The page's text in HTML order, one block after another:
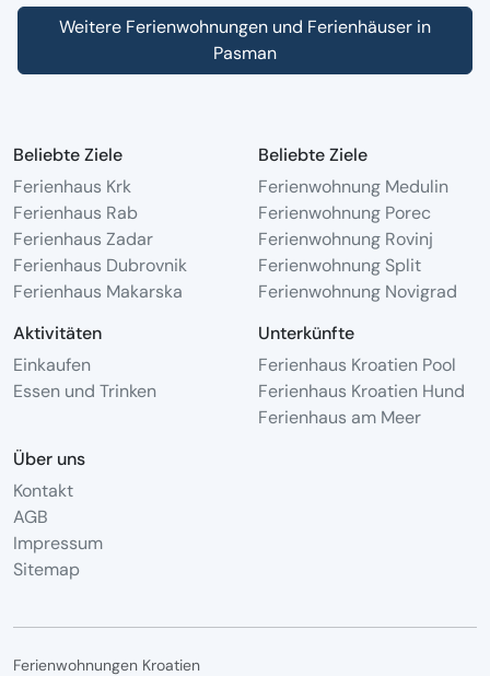
Weitere Ferienwohnungen und Ferienhäuser in
Pasman
Beliebte Ziele
Ferienhaus Krk
Ferienhaus Rab
Ferienhaus Zadar
Ferienhaus Dubrovnik
Ferienhaus Makarska
Beliebte Ziele
Ferienwohnung Medulin
Ferienwohnung Porec
Ferienwohnung Rovinj
Ferienwohnung Split
Ferienwohnung Novigrad
Aktivitäten
Einkaufen
Essen und Trinken
Unterkünfte
Ferienhaus Kroatien Pool
Ferienhaus Kroatien Hund
Ferienhaus am Meer
Über uns
Kontakt
AGB
Impressum
Sitemap
Ferienwohnungen Kroatien